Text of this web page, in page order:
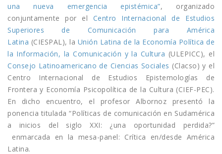
una nueva emergencia epistémica”, organizado
conjuntamente por el Centro Internacional de Estudios
Superiores de Comunicación para América
Latina (CIESPAL), la Unión Latina de la Economía Política de
la Información, la Comunicación y la Cultura (ULEPICC), el
Consejo Latinoamericano de Ciencias Sociales (Clacso) y el
Centro Internacional de Estudios Epistemologías de
Frontera y Economía Psicopolítica de la Cultura (CIEF-PEC).
En dicho encuentro, el profesor Albornoz presentó la
ponencia titulada “Políticas de comunicación en Sudamérica
a inicios del siglo XXI: ¿una oportunidad perdida?”
enmarcada en la mesa-panel: Crítica en/desde América
Latina.